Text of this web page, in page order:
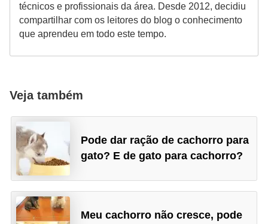
técnicos e profissionais da área. Desde 2012, decidiu
compartilhar com os leitores do blog o conhecimento
que aprendeu em todo este tempo.
Veja também
Pode dar ração de cachorro para
gato? E de gato para cachorro?
Meu cachorro não cresce, pode